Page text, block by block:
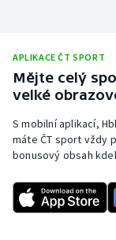
APLIKACE ČT SPORT
Mějte celý
velké
S mobilní aplikací,
máte ČT sport vždy
bonusový obsah